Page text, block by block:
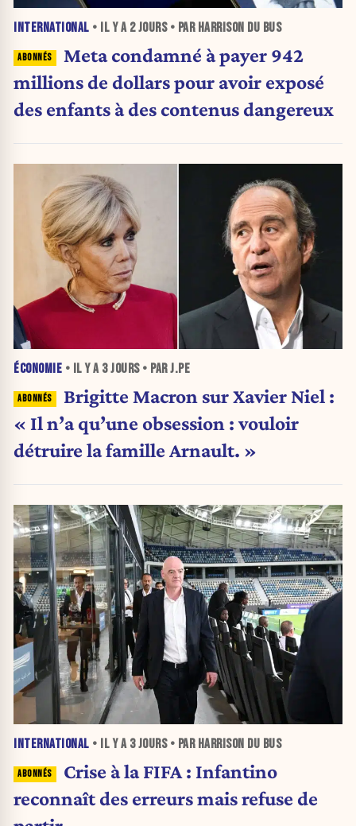
INTERNATIONAL • IL Y A 2 JOURS• PAR HARRISON DU BUS
Meta condamné à payer 942
millions de dollars pour avoir exposé
des enfants à des contenus dangereux
ÉCONOMIE • IL Y A 3 JOURS• PAR J.PE
Brigitte Macron sur Xavier Niel :
« Il n’a qu’une obsession : vouloir
détruire la famille Arnault. »
INTERNATIONAL • IL Y A 3 JOURS• PAR HARRISON DU BUS
Crise à la FIFA : Infantino
reconnaît des erreurs mais refuse de